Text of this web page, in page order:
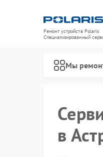
Ремонт устройств Polaris
Специализированный
Мы
в